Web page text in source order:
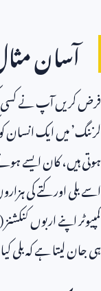
آسان
فرض کریں آپ نے کسی
لرننگ’ میں ایک انسان
ہوتی ہیں، کان ایسے
اسے بلی اور کتے کی
کمپیوٹر اپنے اربوں کنکشنز (
ہی جان لیتا ہے کہ بلی